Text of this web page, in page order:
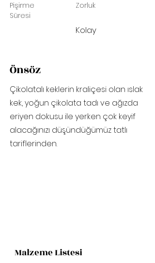
Pişirme
Süresi
Zorluk
Kolay
Önsöz
Çikolatalı keklerin kraliçesi olan ıslak
kek, yoğun çikolata tadı ve ağızda
eriyen dokusu ile yerken çok keyif
alacağınızı düşündüğümüz tatlı
tariflerinden.
Malzeme Listesi